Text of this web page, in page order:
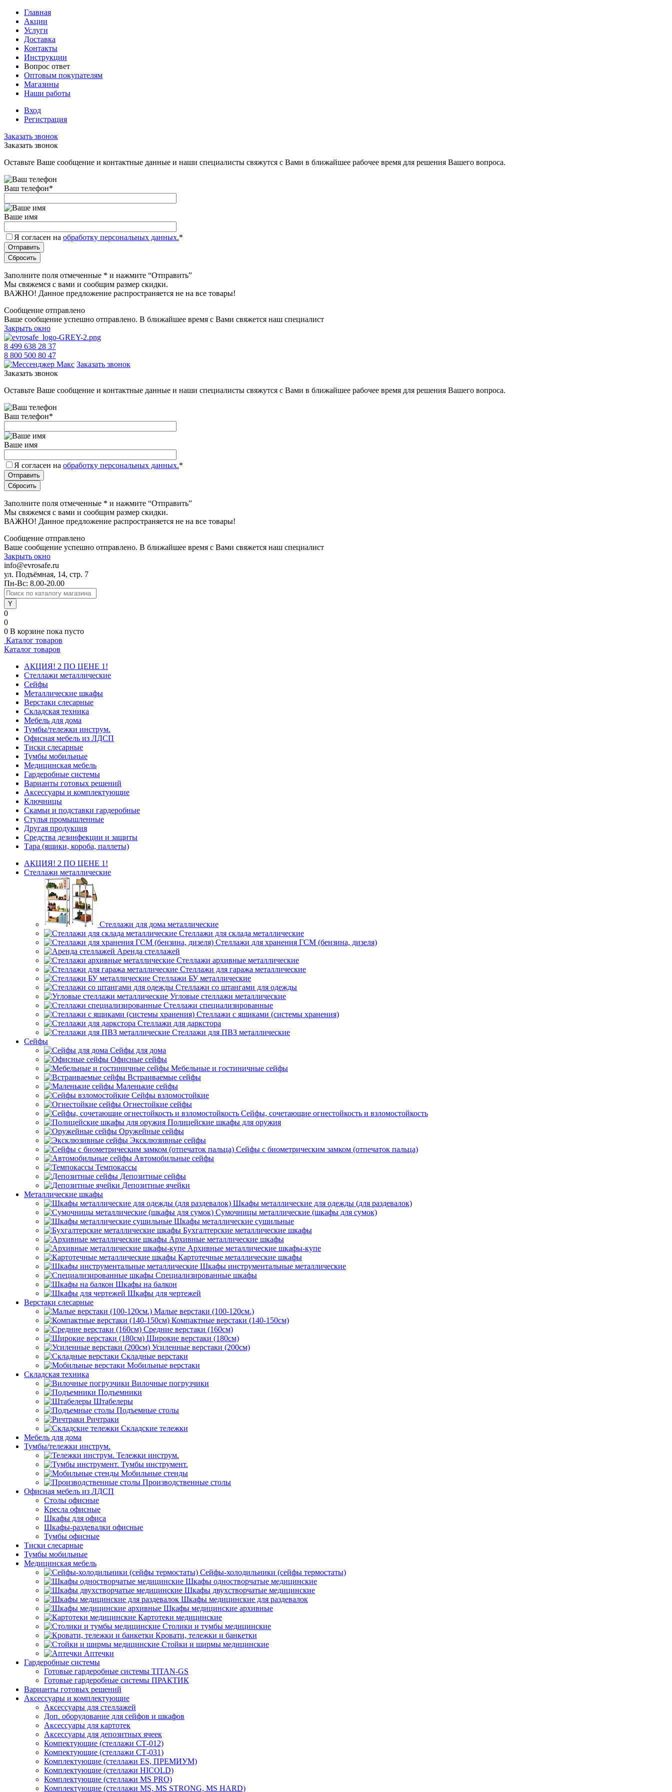
Главная
Акции
Услуги
Доставка
Контакты
Инструкции
Вопрос ответ
Оптовым покупателям
Магазины
Наши работы
Вход
Регистрация
Заказать звонок
Заказать звонок
Оставьте Ваше сообщение и контактные данные и наши специалисты свяжутся с Вами в ближайшее рабочее время для решения Вашего вопроса.
Ваш телефон*
Ваше имя
Я согласен на обработку персональных данных.*
Заполните поля отмеченные * и нажмите “Отправить”
Мы свяжемся с вами и сообщим размер скидки.
ВАЖНО! Данное предложение распространяется не на все товары!
Сообщение отправлено
Ваше сообщение успешно отправлено. В ближайшее время с Вами свяжется наш специалист
Закрыть окно
8 499 638 28 37
8 800 500 80 47
Заказать звонок
Заказать звонок
Оставьте Ваше сообщение и контактные данные и наши специалисты свяжутся с Вами в ближайшее рабочее время для решения Вашего вопроса.
Ваш телефон*
Ваше имя
Я согласен на обработку персональных данных.*
Заполните поля отмеченные * и нажмите “Отправить”
Мы свяжемся с вами и сообщим размер скидки.
ВАЖНО! Данное предложение распространяется не на все товары!
Сообщение отправлено
Ваше сообщение успешно отправлено. В ближайшее время с Вами свяжется наш специалист
Закрыть окно
info@evrosafe.ru
ул. Подъёмная, 14, стр. 7
Пн-Вс: 8.00-20.00
0
0
0 В корзине пока пусто
Каталог товаров
Каталог товаров
АКЦИЯ! 2 ПО ЦЕНЕ 1!
Стеллажи металлические
Сейфы
Металлические шкафы
Верстаки слесарные
Складская техника
Мебель для дома
Тумбы/тележки инструм.
Офисная мебель из ЛДСП
Тиски слесарные
Тумбы мобильные
Медицинская мебель
Гардеробные системы
Варианты готовых решений
Аксессуары и комплектующие
Ключницы
Скамьи и подставки гардеробные
Стулья промышленные
Другая продукция
Средства дезинфекции и защиты
Тара (ящики, короба, паллеты)
АКЦИЯ! 2 ПО ЦЕНЕ 1!
Стеллажи металлические
Стеллажи для дома металлические
Стеллажи для склада металлические
Стеллажи для хранения ГСМ (бензина, дизеля)
Аренда стеллажей
Стеллажи архивные металлические
Стеллажи для гаража металлические
Стеллажи БУ металлические
Стеллажи со штангами для одежды
Угловые стеллажи металлические
Стеллажи специализированные
Стеллажи с ящиками (системы хранения)
Стеллажи для даркстора
Стеллажи для ПВЗ металлические
Сейфы
Сейфы для дома
Офисные сейфы
Мебельные и гостиничные сейфы
Встраиваемые сейфы
Маленькие сейфы
Сейфы взломостойкие
Огнестойкие сейфы
Сейфы, сочетающие огнестойкость и взломостойкость
Полицейские шкафы для оружия
Оружейные сейфы
Эксклюзивные сейфы
Сейфы с биометрическим замком (отпечаток пальца)
Автомобильные сейфы
Темпокассы
Депозитные сейфы
Депозитные ячейки
Металлические шкафы
Шкафы металлические для одежды (для раздевалок)
Сумочницы металлические (шкафы для сумок)
Шкафы металлические сушильные
Бухгалтерские металлические шкафы
Архивные металлические шкафы
Архивные металлические шкафы-купе
Картотечные металлические шкафы
Шкафы инструментальные металлические
Специализированные шкафы
Шкафы на балкон
Шкафы для чертежей
Верстаки слесарные
Малые верстаки (100-120см.)
Компактные верстаки (140-150см)
Средние верстаки (160см)
Широкие верстаки (180см)
Усиленные верстаки (200см)
Складные верстаки
Мобильные верстаки
Складская техника
Вилочные погрузчики
Подъемники
Штабелеры
Подъемные столы
Ричтраки
Складские тележки
Мебель для дома
Тумбы/тележки инструм.
Тележки инструм.
Тумбы инструмент.
Мобильные стенды
Производственные столы
Офисная мебель из ЛДСП
Столы офисные
Кресла офисные
Шкафы для офиса
Шкафы-раздевалки офисные
Тумбы офисные
Тиски слесарные
Тумбы мобильные
Медицинская мебель
Сейфы-холодильники (сейфы термостаты)
Шкафы одностворчатые медицинские
Шкафы двухстворчатые медицинские
Шкафы медицинские для раздевалок
Шкафы медицинские архивные
Картотеки медицинские
Столики и тумбы медицинские
Кровати, тележки и банкетки
Стойки и ширмы медицинские
Аптечки
Гардеробные системы
Готовые гардеробные системы TITAN-GS
Готовые гардеробные системы ПРАКТИК
Варианты готовых решений
Аксессуары и комплектующие
Аксессуары для стеллажей
Доп. оборудование для сейфов и шкафов
Аксессуары для картотек
Аксессуары для депозитных ячеек
Компектующие (стеллажи СТ-012)
Компектующие (стеллажи СТ-031)
Комплектующие (стеллажи ES, ПРЕМИУМ)
Комплектующие (стеллажи HICOLD)
Комплектующие (стеллажи MS PRO)
Комплектующие (стеллажи MS, MS STRONG, MS HARD)